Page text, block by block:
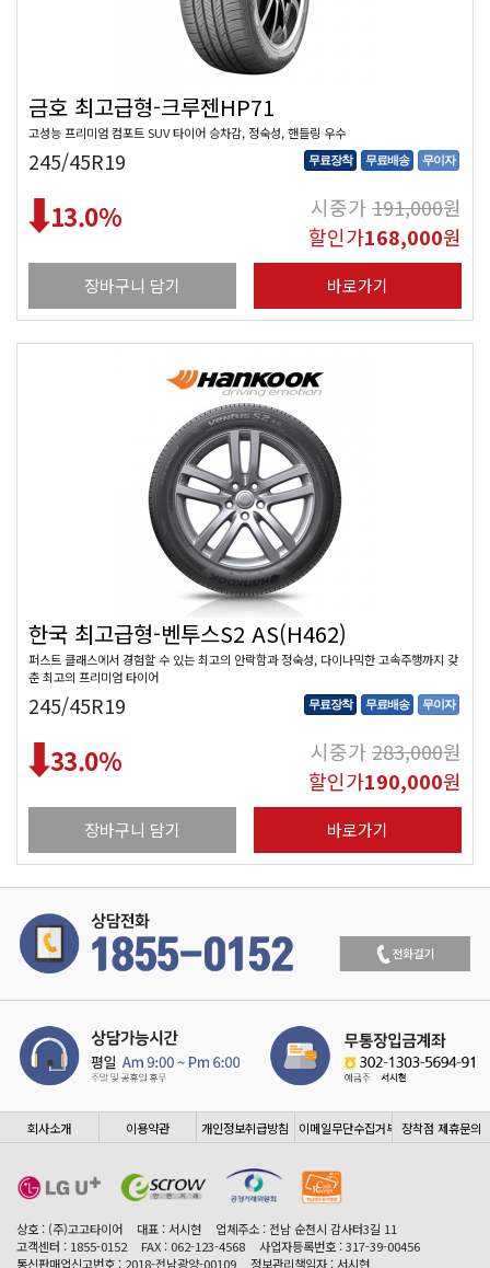
금호 최고급형-크루젠HP71
고성능 프리미엄 컴포트 SUV 타이어 승차감, 정숙성, 핸들링 우수
245/45R19 무료장착 무료배송 무이자
13.0% 시중가191,000원
할인가168,000원
장바구니 담기 바로가기
한국 최고급형-벤투스S2 AS(H462)
퍼스트 클래스에서 경험할 수 있는 최고의 안락함과 정숙성, 다이나믹한 고속주행까지 갖
춘 최고의 프리미엄 타이어
245/45R19 무료장착 무료배송 무이자
33.0% 시중가283,000원
할인가190,000원
장바구니 담기 바로가기
회사소개 이용약관 개인정보취급방침 이메일무단수집거부 장착점 제휴문의
상호 : (주)고고타이어 대표 : 서시현
업체주소 : 전남 순천시 감사터3길 11
고객센터 : 1855-0152
FAX : 062-123-4568
사업자등록번호 : 317-39-00456
통신판매업신고번호 : 2018-전남광양-00109
정보관리책임자 : 서시현